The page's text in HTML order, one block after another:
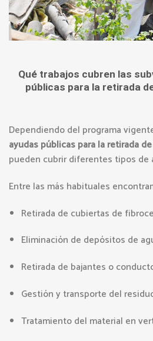
Qué trabajos cubren las
públicas para la retirada
Dependiendo del programa
ayudas públicas para la retirada
pueden cubrir diferentes tipos de
Entre las más habituales
Retirada de cubiertas de
Eliminación de depósitos de
Retirada de bajantes o
Gestión y transporte del
Tratamiento del material en